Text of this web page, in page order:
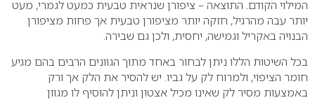
המילוי הקודם. התוצאה – ציפורן שנראית טבעית כמעט לגמרי, מעט
יותר עבה מהרגיל, חזקה יותר מציפורן טבעית אך פחות מציפורן
הבנויה באקריל וגמישה, יחסית, ולכן גם שבירה.
בכל השיטות הללו ניתן לבחור באחד מתוך הגוונים הרבים בהם מגיע
חומר הציפוי, ולמרוח לק על גביו. יש להסיר את הלק אך ורק
באמצעות מסיר לק שאינו מכיל אצטון וניתן להוסיף לו מגוון